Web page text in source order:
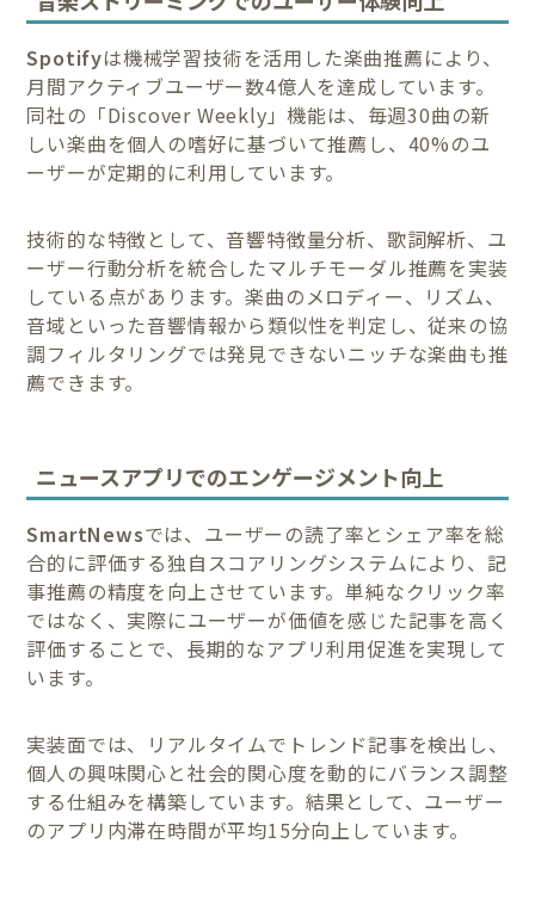
Spotifyは機械学習技術を活用した楽曲推薦により、
月間アクティブユーザー数4億人を達成しています。
同社の「Discover Weekly」機能は、毎週30曲の新
しい楽曲を個人の嗜好に基づいて推薦し、40%のユ
ーザーが定期的に利用しています。
技術的な特徴として、音響特徴量分析、歌詞解析、ユ
ーザー行動分析を統合したマルチモーダル推薦を実装
している点があります。楽曲のメロディー、リズム、
音域といった音響情報から類似性を判定し、従来の協
調フィルタリングでは発見できないニッチな楽曲も推
薦できます。
ニュースアプリでのエンゲージメント向上
SmartNewsでは、ユーザーの読了率とシェア率を総
合的に評価する独自スコアリングシステムにより、記
事推薦の精度を向上させています。単純なクリック率
ではなく、実際にユーザーが価値を感じた記事を高く
評価することで、長期的なアプリ利用促進を実現して
います。
実装面では、リアルタイムでトレンド記事を検出し、
個人の興味関心と社会的関心度を動的にバランス調整
する仕組みを構築しています。結果として、ユーザー
のアプリ内滞在時間が平均15分向上しています。